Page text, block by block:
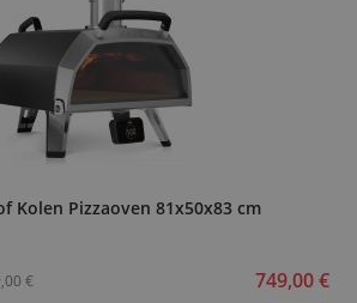
Kolen Pizzaoven 81x50x83 cm
€ 749,00 €